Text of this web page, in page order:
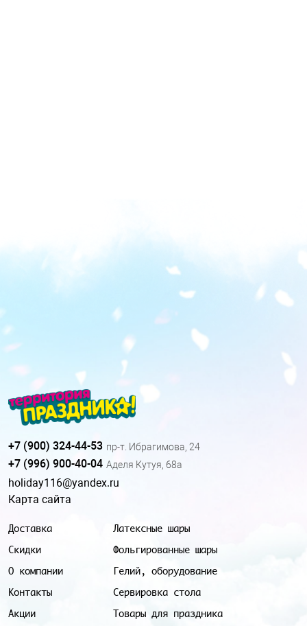
Доставка
Скидки
О компании
Контакты
Акции
Латексные шары
Фольгированные шары
Гелий, оборудование
Сервировка стола
Товары для праздника
+7 (900) 324-44-53 пр-т. Ибрагимова, 24
+7 (996) 900-40-04 Аделя Кутуя, 68а
holiday116@yandex.ru
Карта сайта